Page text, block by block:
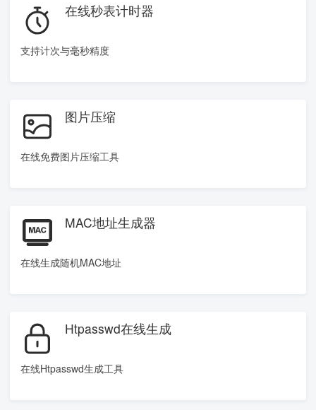
在线秒表计时器
支持计次与毫秒精度
图片压缩
在线免费图片压缩工具
MAC地址生成器
在线生成随机MAC地址
Htpasswd在线生成
在线Htpasswd生成工具